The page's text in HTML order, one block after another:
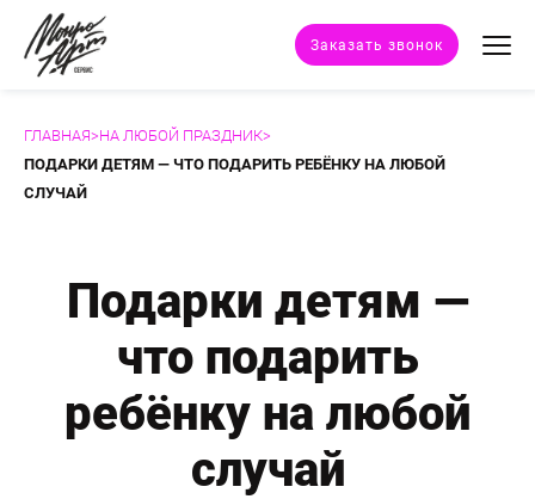
Заказать звонок
Дополнительные услуги
Наши работы
Отзывы клиентов
ГЛАВНАЯ>НА ЛЮБОЙ ПРАЗДНИК>
ПОДАРКИ ДЕТЯМ — ЧТО ПОДАРИТЬ РЕБЁНКУ НА ЛЮБОЙ
СЛУЧАЙ
Подарки детям —
что подарить
ребёнку на любой
случай